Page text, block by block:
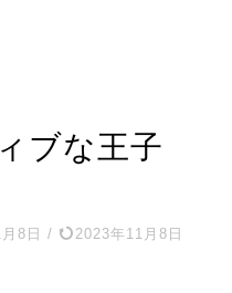
ブな王子
8日 / 2023年11月8日